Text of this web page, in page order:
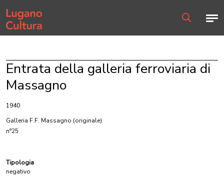
Home page
Entrata della galleria ferroviaria di
Massagno
1940
Galleria F.F. Massagno (originale)
n°25
Tipologia
negativo